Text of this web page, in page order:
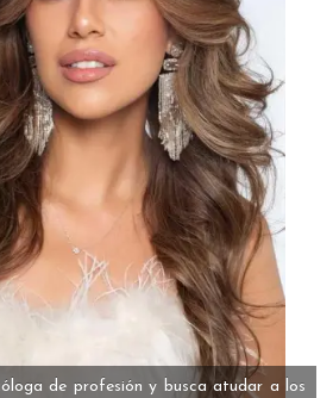
de profesión y busca atudar a los